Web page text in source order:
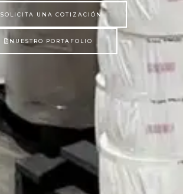
SOLICITA UNA COTIZACIÓN
NUESTRO PORTAFOLIO